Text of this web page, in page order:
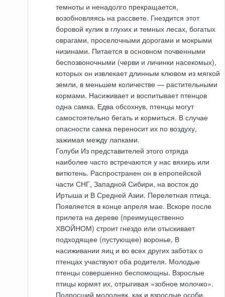
темноты и ненадолго прекращается,
возобновляясь на рассвете. Гнездится этот
боровой кулик в глухих и темных лесах, богатых
оврагами, проселочными дорогами и мокрыми
низинами. Питается в основном почвенными
беспозвоночными (черви и личинки насекомых),
которых он извлекает длинным клювом из мягкой
земли, в меньшем количестве — растительными
кормами. Насиживает и воспитывает птенцов
одна самка. Едва обсохнув, птенцы могут
самостоятельно бегать и кормиться. В случае
опасности самка переносит их по воздуху,
зажимая между лапками.
Голуби Из представителей этого отряда
наиболее часто встречаются у нас вяхирь или
витютень. Распространен он в епропейской
части СНГ, Западной Сибири, на восток до
Иртыша и В Средней Азии. Перелетная птица.
Появляется в конце апреля мае. Вскоре после
прилета на дереве (преимущественно
ХВОЙНОМ) строит гнездо или отыскивает
подходящее (пустующее) воронье, В
насиживании яиц и во всех других заботах о
птенцах участвуют оба родителя. Молодые
птенцы совершенно беспомощны. Взрослые
птицы кормят их, отрыгивая «зобное молочко».
Подросший молодняк, как и взрослые особи,